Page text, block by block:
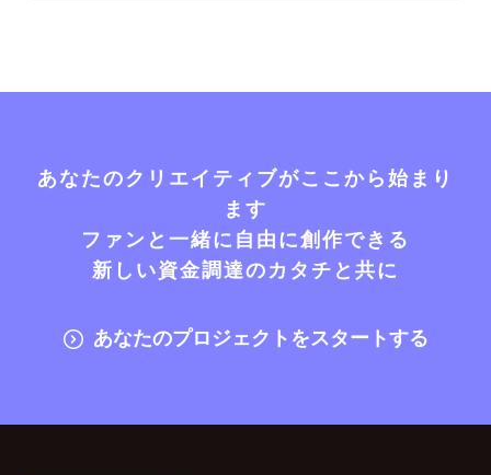
あなたのクリエイティブがここから始まり
ます
ファンと一緒に自由に創作できる
新しい資金調達のカタチと共に
あなたのプロジェクトをスタートする